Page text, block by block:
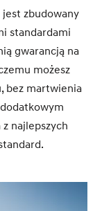
jest zbudowany
standardami
gwarancją na
możesz
bez martwienia
najlepszych